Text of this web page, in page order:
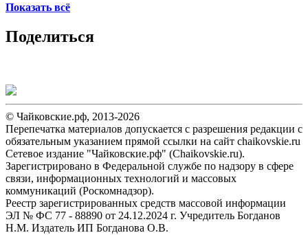
Показать всё
Поделиться
© Чайковские.рф, 2013-2026
Перепечатка материалов допускается с разрешения редакции с
обязательным указанием прямой ссылки на сайт chaikovskie.ru
Сетевое издание "Чайковские.рф" (Chaikovskie.ru).
Зарегистрировано в Федеральной службе по надзору в сфере
связи, информационных технологий и массовых
коммуникаций (Роскомнадзор).
Реестр зарегистрированных средств массовой информации
ЭЛ № ФС 77 - 88890 от 24.12.2024 г. Учредитель Богданов
Н.М. Издатель ИП Богданова О.В.